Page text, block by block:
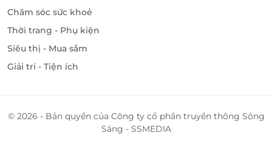
Chăm sóc sức khoẻ
Thời trang - Phụ kiện
Siêu thị - Mua sắm
Giải trí - Tiện ích
© 2026 - Bản quyền của Công ty cổ phần truyền thông Sông
Sáng - SSMEDIA